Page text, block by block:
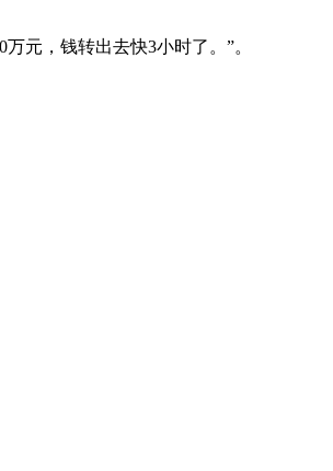
元，钱转出去快3小时了。”。